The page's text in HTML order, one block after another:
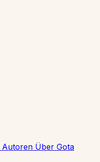
Autoren Über Gota